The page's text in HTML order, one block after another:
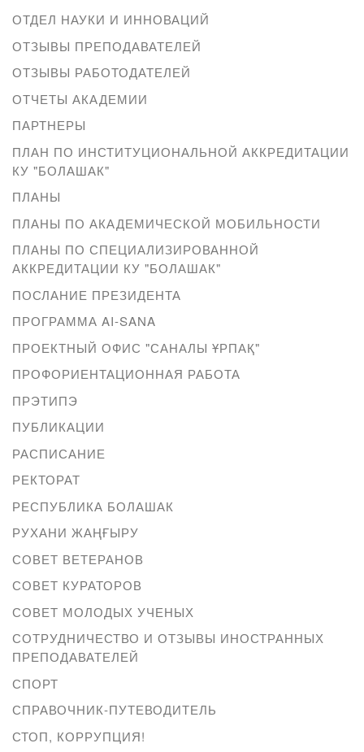
ОТДЕЛ НАУКИ И ИННОВАЦИЙ
ОТЗЫВЫ ПРЕПОДАВАТЕЛЕЙ
ОТЗЫВЫ РАБОТОДАТЕЛЕЙ
ОТЧЕТЫ АКАДЕМИИ
ПАРТНЕРЫ
ПЛАН ПО ИНСТИТУЦИОНАЛЬНОЙ АККРЕДИТАЦИИ
КУ "БОЛАШАК"
ПЛАНЫ
ПЛАНЫ ПО АКАДЕМИЧЕСКОЙ МОБИЛЬНОСТИ
ПЛАНЫ ПО СПЕЦИАЛИЗИРОВАННОЙ
АККРЕДИТАЦИИ КУ "БОЛАШАК"
ПОСЛАНИЕ ПРЕЗИДЕНТА
ПРОГРАММА AI-SANA
ПРОЕКТНЫЙ ОФИС "САНАЛЫ ҰРПАҚ"
ПРОФОРИЕНТАЦИОННАЯ РАБОТА
ПРЭТИПЭ
ПУБЛИКАЦИИ
РАСПИСАНИЕ
РЕКТОРАТ
РЕСПУБЛИКА БОЛАШАК
РУХАНИ ЖАҢҒЫРУ
СОВЕТ ВЕТЕРАНОВ
СОВЕТ КУРАТОРОВ
СОВЕТ МОЛОДЫХ УЧЕНЫХ
СОТРУДНИЧЕСТВО И ОТЗЫВЫ ИНОСТРАННЫХ
ПРЕПОДАВАТЕЛЕЙ
СПОРТ
СПРАВОЧНИК-ПУТЕВОДИТЕЛЬ
СТОП, КОРРУПЦИЯ!